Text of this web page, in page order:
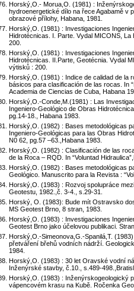
Horský,O.- Morua,O. (1981) :
hydroenergetické dílo na řece Agabamě v
obrazové přílohy, Habana, 1981.
Horský,O. (1981) : Investigaciones
Hidrotécnicas. I. Parte. Vydal MICONS,
200.
Horský,O. (1981) : Investigaciones
Hidrotécnicas. II.Parte, Geotécnia. Vydal
výtisků : 200.
Horský,O. (1981) : Indice de calidad de la
básicos para clasificación de las rocas. In
Academia de Ciencias de Cuba, Habana
Horský,O.-Conde,M.(1981) : Las
Ingeniero-Geológico de Obras
pg.14-18., Habana 1983.
Horský,O. (1982) : Bases metodológicas
Ingeniero-Geológicas para las Obras
N0 62, pg.57 –63.,Habana 1983.
Horský,O. (1982) : Clasificación de las
de la Roca – RQD. In “Voluntad
Horský,O. (1982) : Bases metodológicas
Geológico. Manuscrito para la Revista :
Horský,O. (1983) : Rozvoj spolupráce
Geotestu, 1982.,č. 3-4., s.29-31.
Horský, O. (1983): Bude mít Ostravsko
MS Geotest Brno, 8 stran, 1983.
Horský,O. (1983) : Investigaciones
Geotest Brno jako účelovou publikaci.
Horský,O.-Simeonova,G.-Spanilá,T.
přetváření břehů vodních nádrží.
1984.
Horský,O. (1983) : 30 let Oravské vodní
Inženýrské stavby, č.10., s.489-
Horský,O. (1983) : Inženýrskogeologický
vápencovém krasu na Kubě. Ročenka